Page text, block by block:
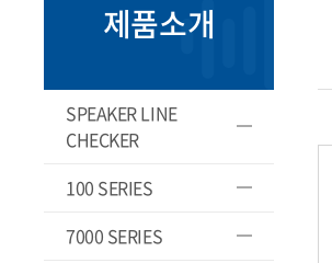
제품소개
SPEAKER LINE
CHECKER
100 SERIES
7000 SERIES